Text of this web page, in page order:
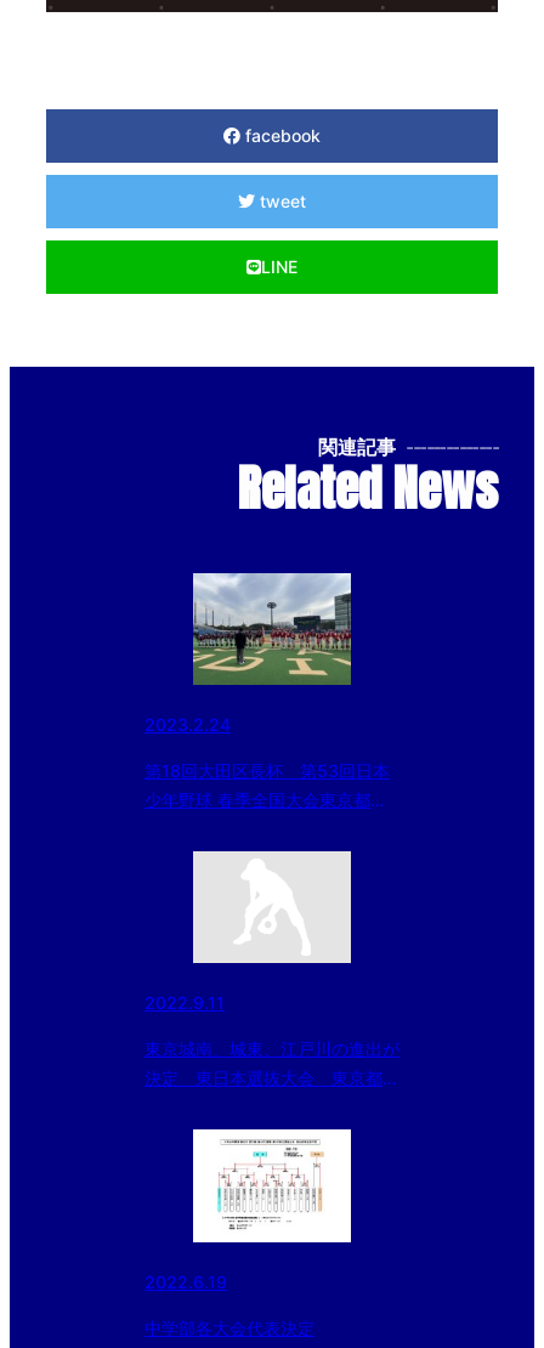
facebook
tweet
LINE
関連記事 --------------
Related News
2023.2.24
第18回大田区長杯 第53回日本
少年野球 春季全国大会東京都東
2022.9.11
東京城南、城東、江戸川の進出が
決定 東日本選抜大会 東京都東
2022.6.19
中学部各大会代表決定